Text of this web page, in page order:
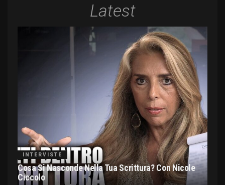
Latest
INTERVISTE
Cosa Si Nasconde Nella Tua Scrittura? Con Nicole
Ciccolo